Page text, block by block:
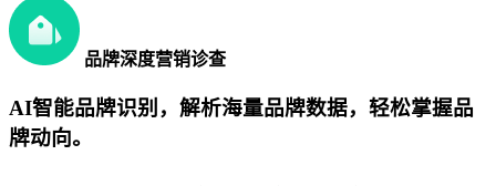
品牌深度营销诊查
AI智能品牌识别，解析海量品牌数据，轻松掌握品
牌动向。